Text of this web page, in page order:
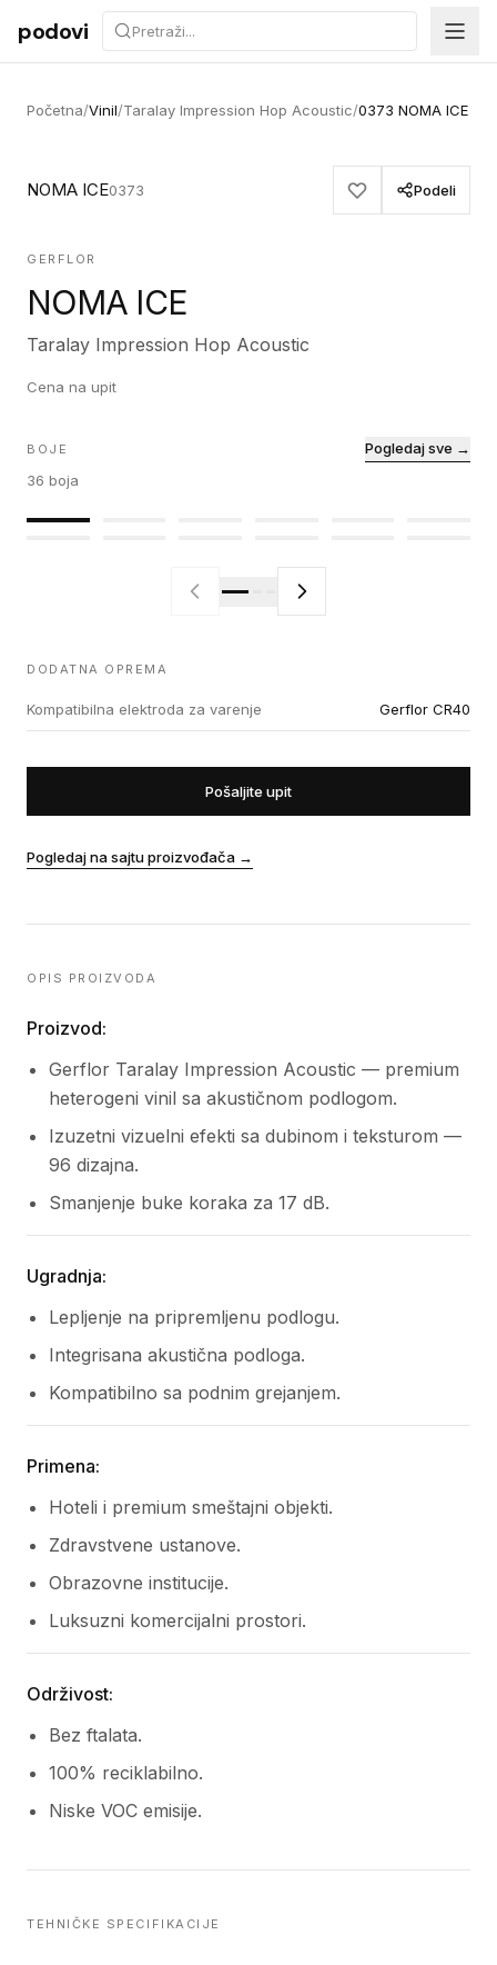
Preskoči na sadržaj
podovi
Početna/Vinil/Taralay Impression Hop Acoustic/0373 NOMA ICE
NOMA ICE0373 Podeli
GERFLOR
NOMA ICE
Taralay Impression Hop Acoustic
Cena na upit
BOJE
36 boja
Pogledaj sve →
DODATNA OPREMA
Kompatibilna elektroda za varenje Gerflor CR40
Pošaljite upit
Pogledaj na sajtu proizvođača →
OPIS PROIZVODA
Proizvod:
Gerflor Taralay Impression Acoustic — premium
heterogeni vinil sa akustičnom podlogom.
Izuzetni vizuelni efekti sa dubinom i teksturom —
96 dizajna.
Smanjenje buke koraka za 17 dB.
Ugradnja:
Lepljenje na pripremljenu podlogu.
Integrisana akustična podloga.
Kompatibilno sa podnim grejanjem.
Primena:
Hoteli i premium smeštajni objekti.
Zdravstvene ustanove.
Obrazovne institucije.
Luksuzni komercijalni prostori.
Održivost:
Bez ftalata.
100% reciklabilno.
Niske VOC emisije.
TEHNIČKE SPECIFIKACIJE